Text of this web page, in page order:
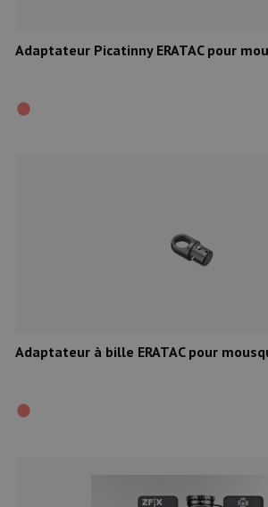
Adaptateur Picatinny ERATAC pour
Adaptateur à bille ERATAC pour